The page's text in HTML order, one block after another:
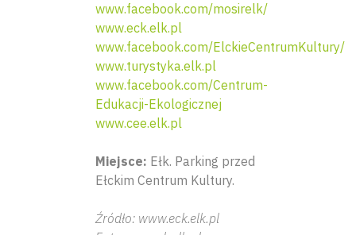
www.facebook.com/mosirelk/
www.eck.elk.pl
www.facebook.com/ElckieCentrumKultury/
www.turystyka.elk.pl
www.facebook.com/Centrum-
Edukacji-Ekologicznej
www.cee.elk.pl
Miejsce: Ełk. Parking przed
Ełckim Centrum Kultury.
Źródło: www.eck.elk.pl